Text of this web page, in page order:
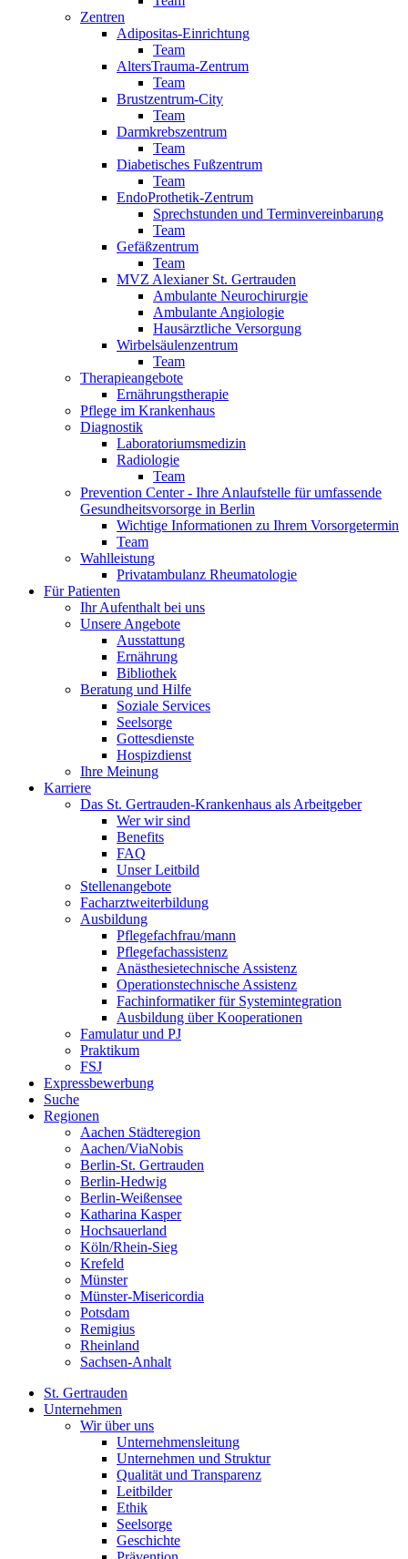
Zentren
Adipositas-Einrichtung
Team
AltersTrauma-Zentrum
Team
Brustzentrum-City
Team
Darmkrebszentrum
Team
Diabetisches Fußzentrum
Team
EndoProthetik-Zentrum
Sprechstunden und Terminvereinbarung
Team
Gefäßzentrum
Team
MVZ Alexianer St. Gertrauden
Ambulante Neurochirurgie
Ambulante Angiologie
Hausärztliche Versorgung
Wirbelsäulenzentrum
Team
Therapieangebote
Ernährungstherapie
Pflege im Krankenhaus
Diagnostik
Laboratoriumsmedizin
Radiologie
Team
Prevention Center - Ihre Anlaufstelle für umfassende
Gesundheitsvorsorge in Berlin
Wichtige Informationen zu Ihrem Vorsorgetermin
Team
Wahlleistung
Privatambulanz Rheumatologie
Für Patienten
Ihr Aufenthalt bei uns
Unsere Angebote
Ausstattung
Ernährung
Bibliothek
Beratung und Hilfe
Soziale Services
Seelsorge
Gottesdienste
Hospizdienst
Ihre Meinung
Karriere
Das St. Gertrauden-Krankenhaus als Arbeitgeber
Wer wir sind
Benefits
FAQ
Unser Leitbild
Stellenangebote
Facharztweiterbildung
Ausbildung
Pflegefachfrau/mann
Pflegefachassistenz
Anästhesietechnische Assistenz
Operationstechnische Assistenz
Fachinformatiker für Systemintegration
Ausbildung über Kooperationen
Famulatur und PJ
Praktikum
FSJ
Expressbewerbung
Suche
Regionen
Aachen Städteregion
Aachen/ViaNobis
Berlin-St. Gertrauden
Berlin-Hedwig
Berlin-Weißensee
Katharina Kasper
Hochsauerland
Köln/Rhein-Sieg
Krefeld
Münster
Münster-Misericordia
Potsdam
Remigius
Rheinland
Sachsen-Anhalt
St. Gertrauden
Unternehmen
Wir über uns
Unternehmensleitung
Unternehmen und Struktur
Qualität und Transparenz
Leitbilder
Ethik
Seelsorge
Geschichte